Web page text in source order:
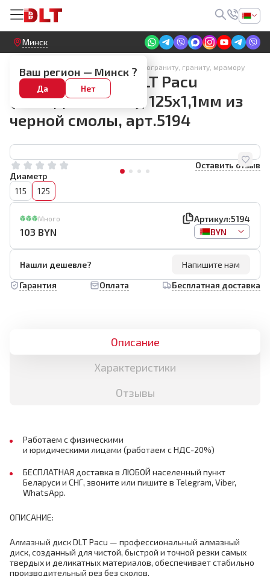
Круглосуточный! Прием заявок на сайте
Минск
Ваш регион — Минск ?
Да Нет
Алмазные диски по керамике, керамограниту, граниту, мрамору
Алмазный диск DLT Pacu
(ЗАВОДСКОЙ РЕЗ), 125x1,1мм из
черной смолы, арт.5194
Оставить отзыв
Диаметр
115
125
Много Артикул:5194
103 BYN BYN
Нашли дешевле?
Напишите нам
Гарантия
Оплата Бесплатная доставка
Описание
Характеристики
Отзывы
Работаем с физическими
и юридическими лицами (работаем с НДС-20%)
БЕСПЛАТНАЯ доставка в ЛЮБОЙ населенный пункт
Беларуси и СНГ, звоните или пишите в Telegram, Viber,
WhatsApp.
ОПИСАНИЕ:
Алмазный диск DLT Pacu — профессиональный алмазный
диск, созданный для чистой, быстрой и точной резки самых
твердых и деликатных материалов, обеспечивает стабильно
производительный рез без сколов.